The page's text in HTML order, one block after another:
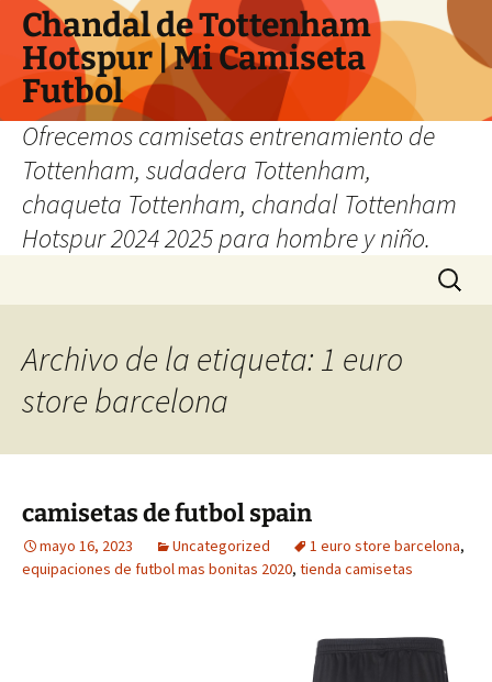
Chandal de Tottenham
Hotspur | Mi Camiseta
Futbol
Ofrecemos camisetas entrenamiento de
Tottenham, sudadera Tottenham,
chaqueta Tottenham, chandal Tottenham
Hotspur 2024 2025 para hombre y niño.
Buscar:
Archivo de la etiqueta: 1 euro
store barcelona
camisetas de futbol spain
mayo 16, 2023 Uncategorized 1 euro store barcelona,
equipaciones de futbol mas bonitas 2020, tienda camisetas